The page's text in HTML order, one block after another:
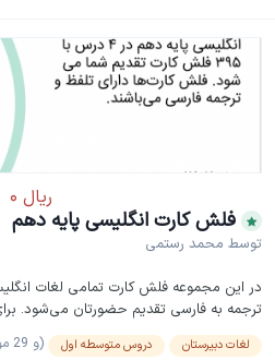
فلش کارت انگلیسی پایه دهم
توسطمحمد رستمی
در این مجموعه فلش کارت تمامی لغات
ترجمه به فارسی تقدیم حضورتان می‌شود.
لغات دبیرستان دروس متوسطه اول (و 29 مورد دیگر)